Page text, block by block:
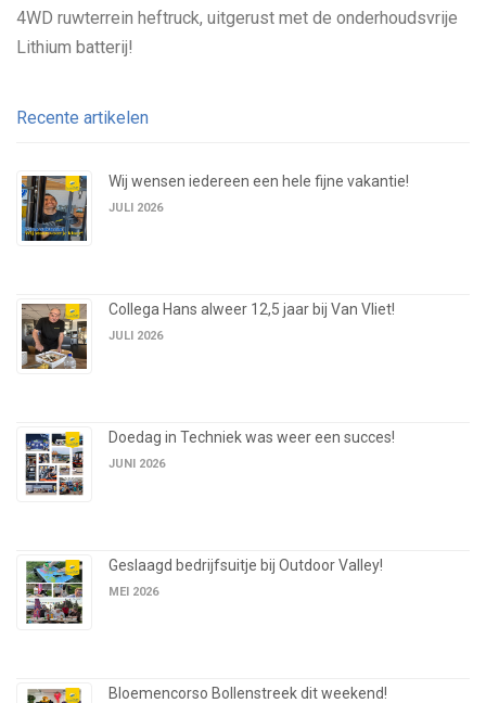
4WD ruwterrein heftruck, uitgerust met de onderhoudsvrije
Lithium batterij!
Recente artikelen
Wij wensen iedereen een hele fijne vakantie!
JULI 2026
Collega Hans alweer 12,5 jaar bij Van Vliet!
JULI 2026
Doedag in Techniek was weer een succes!
JUNI 2026
Geslaagd bedrijfsuitje bij Outdoor Valley!
MEI 2026
Bloemencorso Bollenstreek dit weekend!